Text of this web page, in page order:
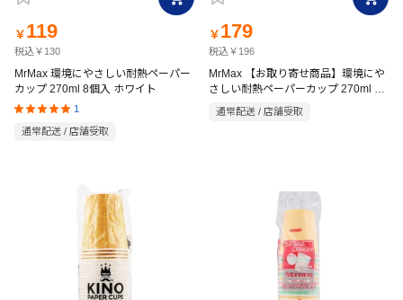
￥ 119
税込￥130
MrMax 環境にやさしい耐熱ペーパー
カップ 270ml 8個入 ホワイト
1
通常配送 / 店舗受取
￥ 179
税込￥196
MrMax 【お取り寄せ商品】環境にや
さしい耐熱ペーパーカップ 270ml 20
個入 ホワイト
通常配送 / 店舗受取